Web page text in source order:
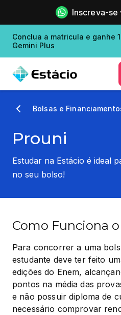
Inscreva-se
Conclua a matricula e ganhe
Gemini Plus
Bolsas e
Prouni
Estudar na Estácio é ideal
no seu bolso!
Como Funciona
Para concorrer a uma
estudante deve ter feito
edições do Enem,
pontos na média das
e não possuir diploma de
necessário comprovar